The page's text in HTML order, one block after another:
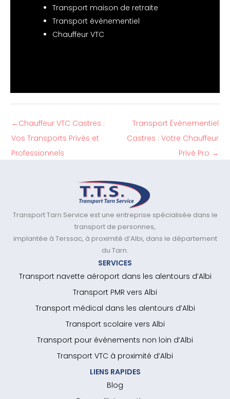
Transport maison de retraite
Transport évènementiel
Chauffeur VTC
← Chauffeur VTC Castres :
Vos Transports Privés et
Professionnels
Transport Évènementiel
Castres : Votre Chauffeur
Privé Pro →
Transport Tarn Service est une entreprise spécialisée dans le
transport de personnes,
implantée à Terssac, à proximité d’Albi, dans le département
du Tarn.
SERVICES
Transport navette aéroport dans les alentours d’Albi
Transport PMR vers Albi
Transport médical dans les alentours d’Albi
Transport scolaire vers Albi
Transport pour événements non loin d’Albi
Transport VTC à proximité d’Albi
LIENS RAPIDES
Blog